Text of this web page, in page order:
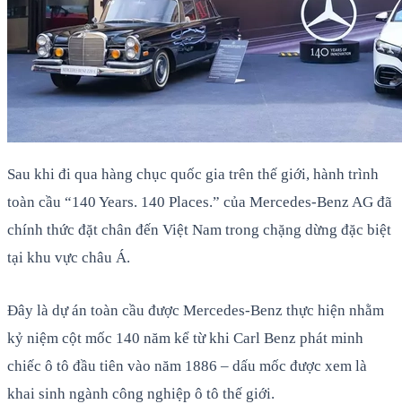
Sau khi đi qua hàng chục quốc gia trên thế giới, hành trình
toàn cầu “140 Years. 140 Places.” của Mercedes-Benz AG đã
chính thức đặt chân đến Việt Nam trong chặng dừng đặc biệt
tại khu vực châu Á.
Đây là dự án toàn cầu được Mercedes-Benz thực hiện nhằm
kỷ niệm cột mốc 140 năm kể từ khi Carl Benz phát minh
chiếc ô tô đầu tiên vào năm 1886 – dấu mốc được xem là
khai sinh ngành công nghiệp ô tô thế giới.